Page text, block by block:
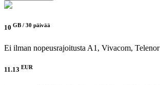
10 GB / 30 päivää
Ei ilman nopeusrajoitusta A1, Vivacom, Telenor
11.13 EUR